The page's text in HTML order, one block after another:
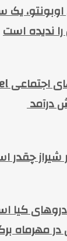
یک
ندیده است
درآمد
شیراز چقدر
کیا
مهرماه